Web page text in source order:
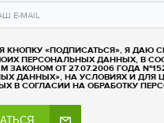
КНОПКУ «ПОДПИСАТЬСЯ», Я ДАЮ
ПЕРСОНАЛЬНЫХ ДАННЫХ, В
ЗАКОНОМ ОТ 27.07.2006 ГОДА
ДАННЫХ», НА УСЛОВИЯХ И ДЛЯ
В СОГЛАСИИ НА ОБРАБОТКУ